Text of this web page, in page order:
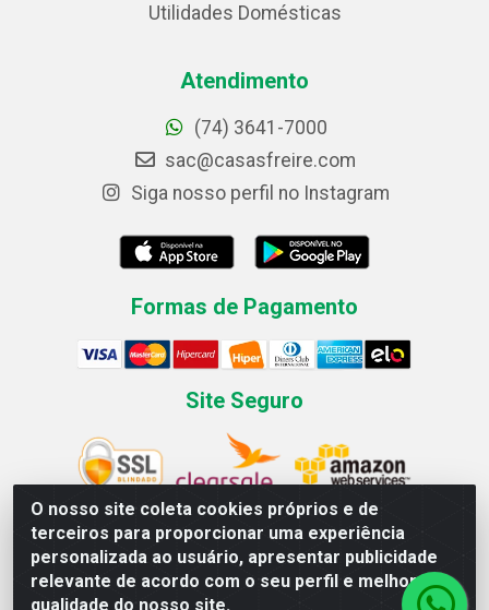
O nosso site coleta cookies próprios e de
terceiros para proporcionar uma experiência
personalizada ao usuário, apresentar publicidade
relevante de acordo com o seu perfil e melhorar a
qualidade do nosso site.
Utilidades Domésticas
Atendimento
(74) 3641-7000
sac@casasfreire.com
Siga nosso perfil no Instagram
Formas de Pagamento
Site Seguro
Casas Freire.com Comercial de Eletrodomésticos LTDA
Av. Londrina, 367 - Canivete - Linhares / ES - CEP 29.909-270